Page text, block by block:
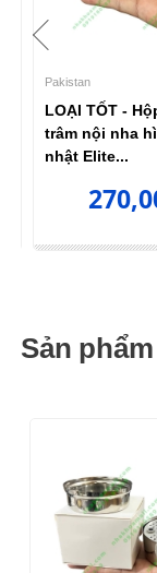
Pakistan
LOẠI TỐT -
trâm nội nha
nhật Elite...
Sản